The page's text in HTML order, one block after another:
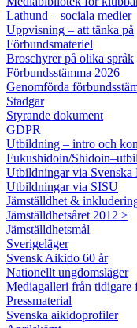
Lathund – sociala medier
Uppvisning – att tänka på
Förbundsmateriel
Broschyrer på olika språk
Förbundsstämma 2026
Genomförda
Stadgar
Styrande dokument
GDPR
Utbildning – intro och
Fukushidoin/
Utbildningar via
Utbildningar via SISU
Jämställdhet &
Jämställdhetsåret 2012 >
Jämställdhetsmål
Sverigeläger
Svensk Aikido 60 år
Nationellt ungdomsläger
Mediagalleri från tidigare
Pressmaterial
Svenska aikidoprofiler